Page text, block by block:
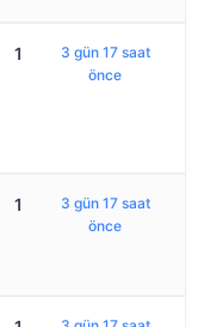
1
3 gün 17 saat
önce
1
3 gün 17 saat
önce